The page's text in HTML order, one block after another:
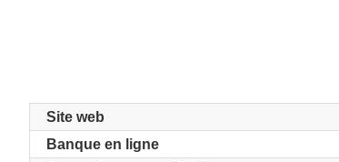
Site web
Banque en ligne